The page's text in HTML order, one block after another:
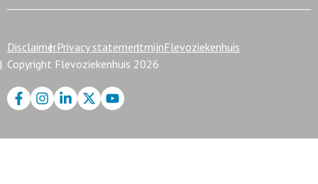
DisclaimerPrivacy statementmijnFlevoziekenhuis
Copyright Flevoziekenhuis 2026